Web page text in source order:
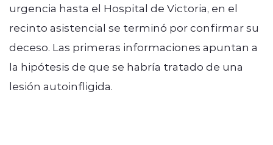
urgencia hasta el Hospital de Victoria, en el
recinto asistencial se terminó por confirmar su
deceso. Las primeras informaciones apuntan a
la hipótesis de que se habría tratado de una
lesión autoinfligida.